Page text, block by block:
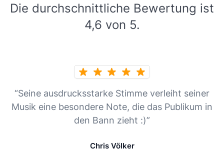
Die durchschnittliche Bewertung ist
4,6 von 5.
“Seine ausdrucksstarke Stimme verleiht seiner
Musik eine besondere Note, die das Publikum in
den Bann zieht :)”
Chris Völker